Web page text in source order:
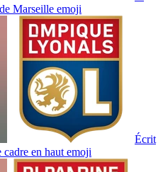
Marseille emoji
Écrit
en haut emoji